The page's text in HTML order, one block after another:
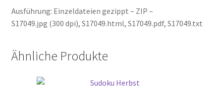
Ausführung: Einzeldateien gezippt – ZIP –
S17049.jpg (300 dpi), S17049.html, S17049.pdf, S17049.txt
Ähnliche Produkte